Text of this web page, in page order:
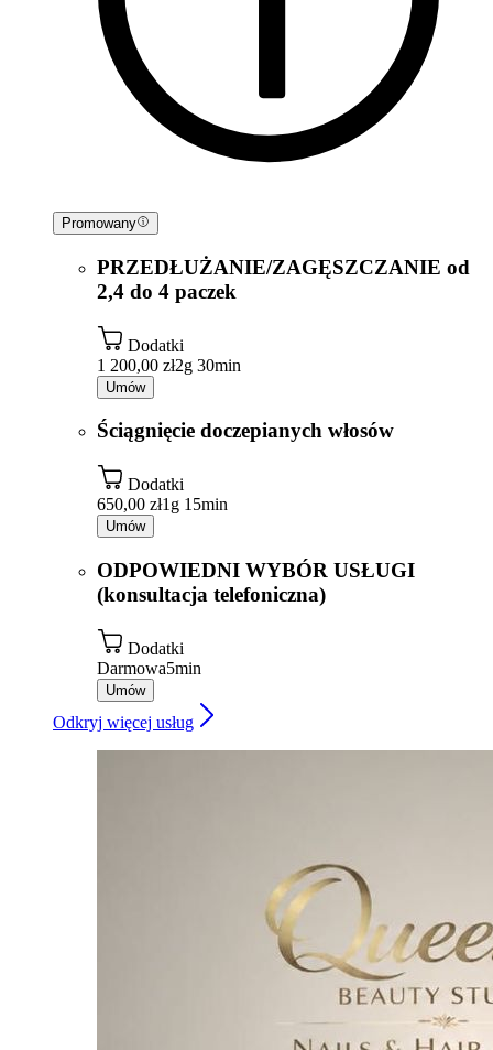
Promowany
PRZEDŁUŻANIE/ZAGĘSZCZANIE od
2,4 do 4 paczek
Dodatki
1 200,00 zł2g 30min
Umów
Ściągnięcie doczepianych włosów
Dodatki
650,00 zł1g 15min
Umów
ODPOWIEDNI WYBÓR USŁUGI
(konsultacja telefoniczna)
Dodatki
Darmowa5min
Umów
Odkryj więcej usług